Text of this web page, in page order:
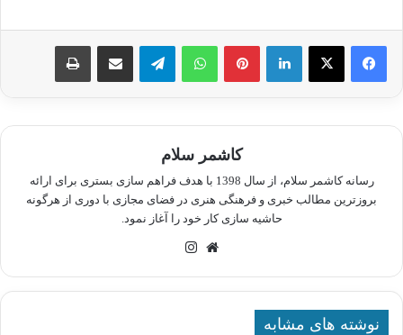
لینکدین پینترستواتس آپ تلگرام اشتراک گذاری از طریق ایمیل چاپ
کاشمر سلام
رسانه کاشمر سلام، از سال 1398 با هدف فراهم سازی بستری برای ارائه
بروزترین مطالب خبری و فرهنگی هنری در فضای مجازی با دوری از هرگونه
حاشیه سازی کار خود را آغاز نمود.
وبسایت
نوشته های مشابه